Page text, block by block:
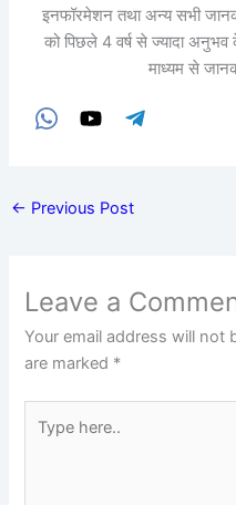
इनफॉरमेशन तथा अन्य सभी
को पिछले 4 वर्ष से ज्यादा
माध्यम से
← Previous Post
Leave a
Your email address will not
are marked *
here..